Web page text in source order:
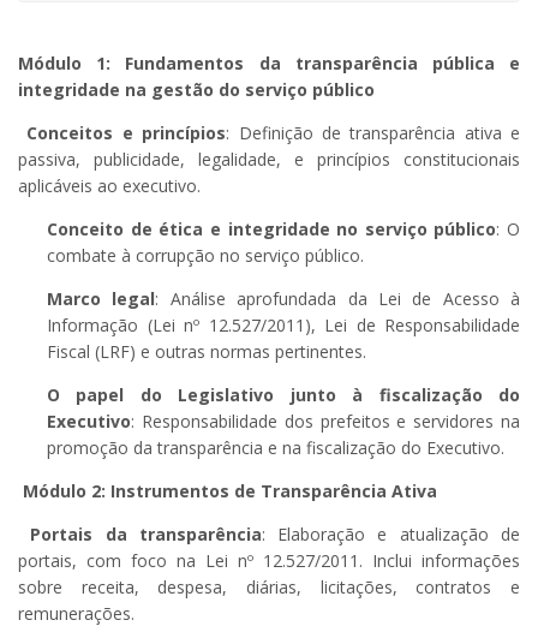
Módulo 1: Fundamentos da transparência pública e
integridade na gestão do serviço público
Conceitos e princípios: Definição de transparência ativa e
passiva, publicidade, legalidade, e princípios constitucionais
aplicáveis ao executivo.
Conceito de ética e integridade no serviço público: O
combate à corrupção no serviço público.
Marco legal: Análise aprofundada da Lei de Acesso à
Informação (Lei nº 12.527/2011), Lei de Responsabilidade
Fiscal (LRF) e outras normas pertinentes.
O papel do Legislativo junto à fiscalização do
Executivo: Responsabilidade dos prefeitos e servidores na
promoção da transparência e na fiscalização do Executivo.
Módulo 2: Instrumentos de Transparência Ativa
Portais da transparência: Elaboração e atualização de
portais, com foco na Lei nº 12.527/2011. Inclui informações
sobre receita, despesa, diárias, licitações, contratos e
remunerações.